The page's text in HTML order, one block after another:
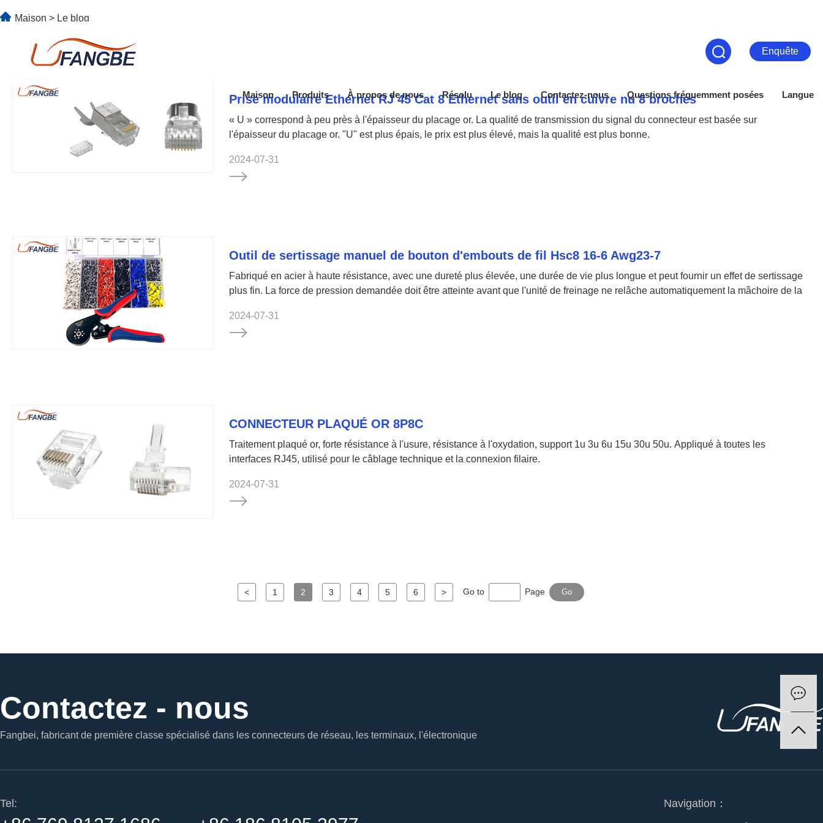
Enquête
Maison Produits À propos de nous Résolu Le blog Contactez-nous Questions fréquemment posées Langue
Maison > Le blog
Prise modulaire Ethernet RJ 45 Cat 8 Ethernet sans outil en cuivre nu 8 broches
« U » correspond à peu près à l'épaisseur du placage or. La qualité de transmission du signal du connecteur est basée sur
l'épaisseur du placage or. "U" est plus épais, le prix est plus élevé, mais la qualité est plus bonne.
2024-07-31
Outil de sertissage manuel de bouton d'embouts de fil Hsc8 16-6 Awg23-7
Fabriqué en acier à haute résistance, avec une dureté plus élevée, une durée de vie plus longue et peut fournir un effet de sertissage
plus fin. La force de pression demandée doit être atteinte avant que l'unité de freinage ne relâche automatiquement la mâchoire de la
fonctionnement confortable. Pince à sertir haute efficacité, haute fiabilité et faible coût. Pression de serrage uniforme pour garantir
une apparence de ligne uniforme et précise.
2024-07-31
CONNECTEUR PLAQUÉ OR 8P8C
Traitement plaqué or, forte résistance à l'usure, résistance à l'oxydation, support 1u 3u 6u 15u 30u 50u. Appliqué à toutes les
interfaces RJ45, utilisé pour le câblage technique et la connexion filaire.
2024-07-31
< 1 2 3 4 5 6 > Go to Page Go
Contactez - nous
Fangbei, fabricant de première classe spécialisé dans les connecteurs de réseau, les terminaux, l'électronique
Tel: Navigation：